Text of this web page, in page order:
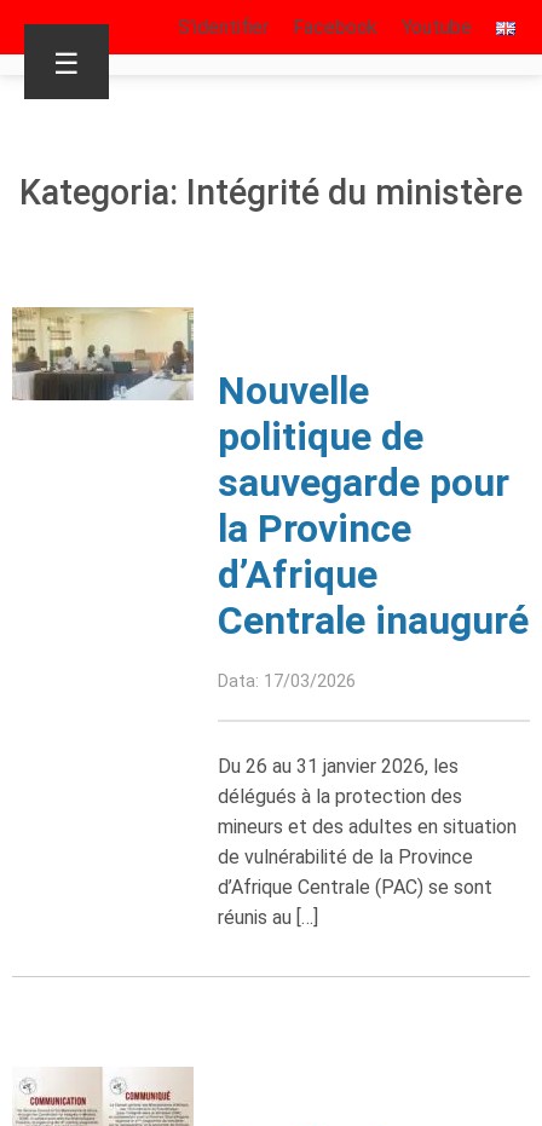
S’identifier Facebook Youtube
☰
Kategoria: Intégrité du ministère
Nouvelle
politique de
sauvegarde pour
la Province
d’Afrique
Centrale inauguré
Data: 17/03/2026
Du 26 au 31 janvier 2026, les
délégués à la protection des
mineurs et des adultes en situation
de vulnérabilité de la Province
d’Afrique Centrale (PAC) se sont
réunis au […]